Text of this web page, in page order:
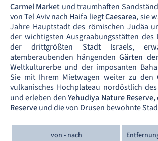
Carmel Market und traumhaften
von Tel Aviv nach Haifa liegtCaesarea, sie
Jahre Hauptstadt des römischen Judäa
der wichtigsten Ausgraabungsstätten des
der drittgrößten Stadt Israels,
atemberaubenden hängendenGärten
Weltkulturerbe und der imposanten
Sie mit Ihrem Mietwagen weiter zu den
vulkanisches Hochplateau nordöstlich
und erleben denYehudiya Nature Reserve,
Reserveund die von Drusen bewohnte
von - nach